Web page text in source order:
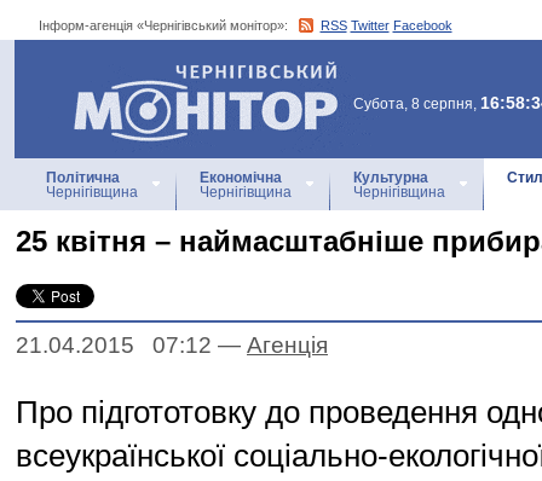
Інформ-агенція «Чернігівський монітор»: RSS Twitter Facebook
Інформ-агенція
«Чернігівський монітор»
Субота, 8 серпня,
Політична
Чернігівщина
Економічна
Чернігівщина
Культурна
Чернігівщина
25 квітня – наймасштабніше
21.04.2015 07:12 — Агенцiя
Про підгототовку до проведення
всеукраїнської соціально-